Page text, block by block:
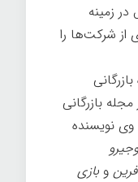
زمینه
از شرکت‌ها را
بازرگانی
وی نویسنده
و بازی